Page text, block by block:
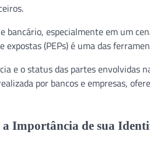
bancário, especialmente em um
expostas (PEPs) é uma das
e o status das partes envolvidas
por bancos e empresas,
a Importância de sua